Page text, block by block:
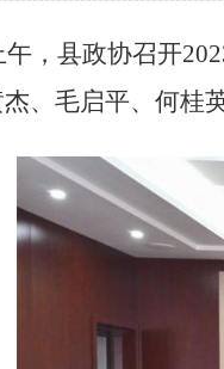
午，县政协召开202
、 毛启平、 何桂